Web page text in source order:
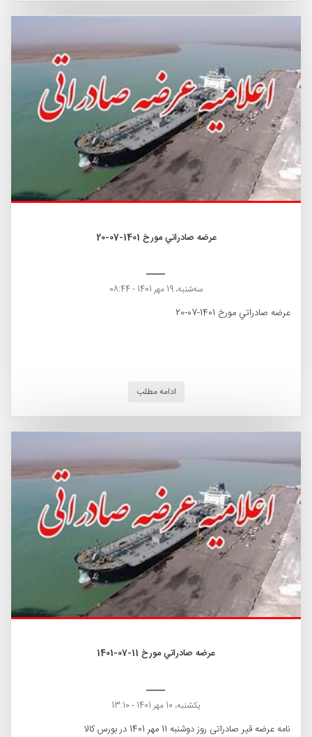
عرضه صادراتي مورخ 1401-07-20
ﺳﻪشنبه، 19 مهر 1401 - 08:44
عرضه صادراتي مورخ 1401-07-20
ادامه مطلب
عرضه صادراتي مورخ 11-07-1401
یکشنبه، 10 مهر 1401 - 13:10
نامه عرضه قیر صادراتی روز دوشنبه 11 مهر 1401 در بورس کالا